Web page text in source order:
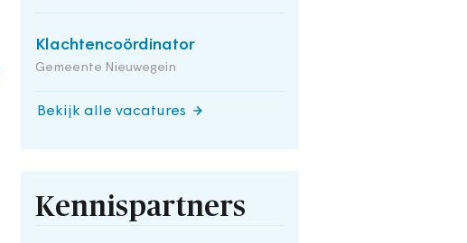
Klachtencoördinator
Gemeente Nieuwegein
Bekijk alle vacatures
Kennispartners